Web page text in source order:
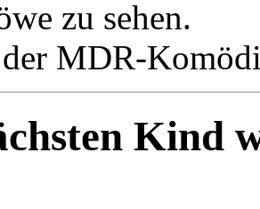
zu sehen.
MDR-
Kind